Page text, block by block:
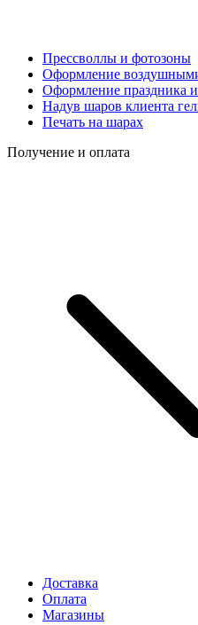
Прессволлы и фотозоны
Оформление
Оформление праздника
Надув шаров клиента
Печать на шарах
Получение и оплата
Доставка
Оплата
Магазины